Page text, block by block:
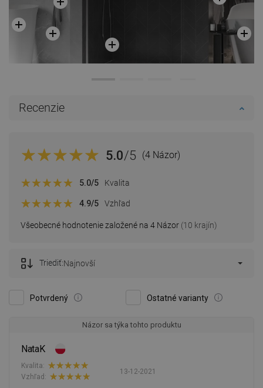
Recenzie
5.0/5 (4 Názor)
Všeobecné hodnotenie založené na 4 Názor (10 krajín)
5.0/5 Kvalita
4.9/5 Vzhľad
Potvrdený Ostatné varianty
Triediť:Najnovší
Názor sa týka tohto produktu
NataK
13-12-2021
Kvalita:
Vzhľad: